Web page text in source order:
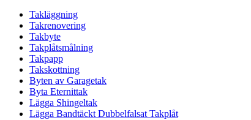
Takläggning
Takrenovering
Takbyte
Takplåtsmålning
Takpapp
Takskottning
Byten av Garagetak
Byta Eternittak
Lägga Shingeltak
Lägga Bandtäckt Dubbelfalsat Takplåt